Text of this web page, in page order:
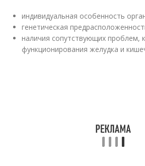
индивидуальная особенность
генетическая
наличия сопутствующих проблем,
функционирования желудка и